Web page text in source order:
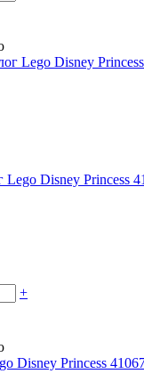
Lego Disney Princess
+